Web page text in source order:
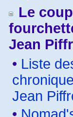
Le
Jean
• Liste
Jean